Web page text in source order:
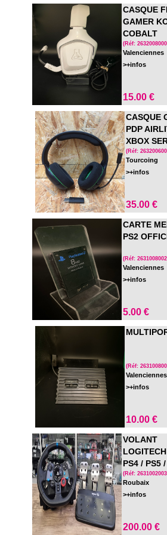
CASQUE
GAMER
COBALT
(Réf:
Valenciennes
>+infos
15.00 €
CASQUE
PDP
XBOX
(Réf:
Tourcoing
>+infos
35.00 €
CARTE
PS2
(Réf:
Valenciennes
>+infos
5.00 €
(Réf:
Valenciennes
>+infos
10.00 €
VOLANT
PS4 / PS5
AVEC
ET LEVIER
(Réf:
Roubaix
>+infos
200.00 €